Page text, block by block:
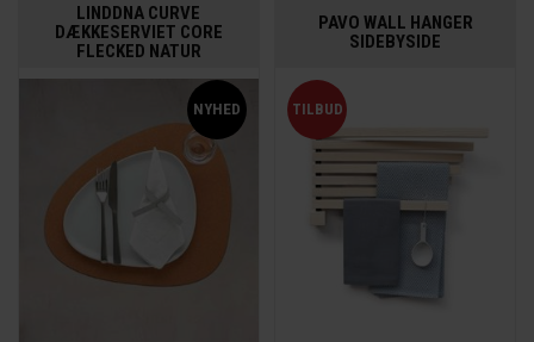
LINDDNA CURVE
DÆKKESERVIET CORE
FLECKED NATUR
PAVO WALL HANGER
SIDEBYSIDE